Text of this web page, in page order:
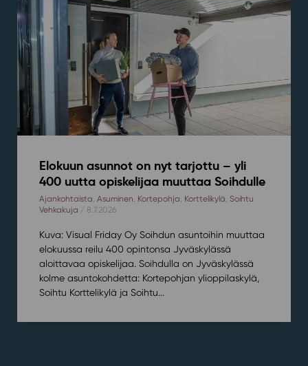
Elokuun asunnot on nyt tarjottu – yli
400 uutta opiskelijaa muuttaa Soihdulle
Ajankohtaista, Asuminen, Kortepohja, Korttelikylä, Soihtu
Vehkakuja / 8.7.2026
Kuva: Visual Friday Oy Soihdun asuntoihin muuttaa
elokuussa reilu 400 opintonsa Jyväskylässä
aloittavaa opiskelijaa. Soihdulla on Jyväskylässä
kolme asuntokohdetta: Kortepohjan ylioppilaskylä,
Soihtu Korttelikylä ja Soihtu...